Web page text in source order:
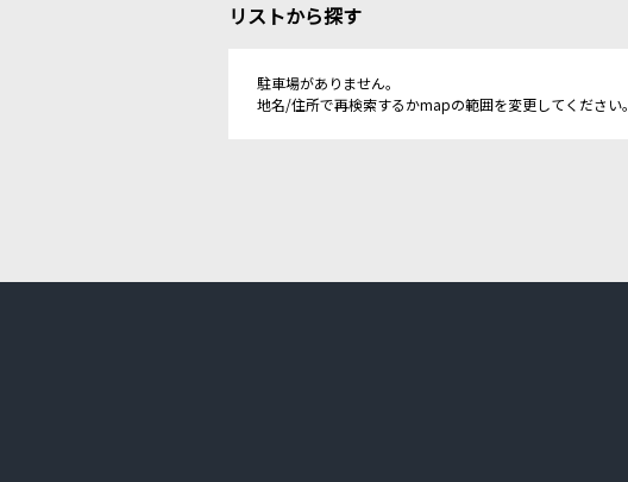
リストから探す
駐車場がありません。
地名/住所で再検索するかmapの範囲を変更してください。